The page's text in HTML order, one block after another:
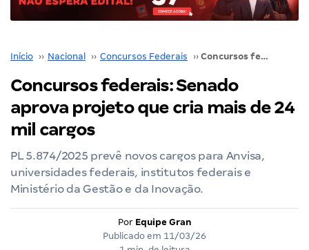
Início ›› Nacional ›› Concursos Federais ›› Concursos federais: Senado aprova projeto que cria mais de 24 mil cargos
Concursos federais: Senado
aprova projeto que cria mais de 24
mil cargos
PL 5.874/2025 prevê novos cargos para Anvisa,
universidades federais, institutos federais e
Ministério da Gestão e da Inovação.
Por Equipe Gran
Publicado em 11/03/26